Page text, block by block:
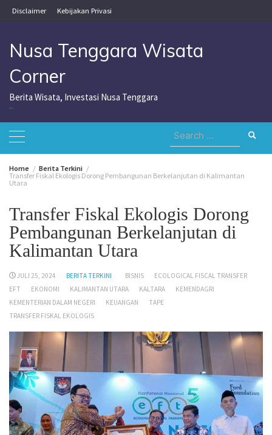
Skip
to
Disclaimer Kebijakan Privasi
Nusa Tenggara Wisata
Corner
Berita Wisata, Investasi Nusa Tenggara
Search
for:
Home
Berita Terkini
Transfer Fiskal Ekologis Dorong Pembangunan Berkelanjutan di Kalimantan
Utara
Transfer Fiskal Ekologis Dorong
Pembangunan Berkelanjutan di
Kalimantan Utara
JULI 25, 2024 BERITA TERKINI BISNIS
ECOLOGICAL FISCAL TRANSFER
EFT
EKONOMI KALIMANTAN UTARA KALTARA
KEMENDAGRI
KEMENTERIAN DALAM NEGERI
KEUANGAN
TAPE
TRANSFER FISKAL EKOLOGIS